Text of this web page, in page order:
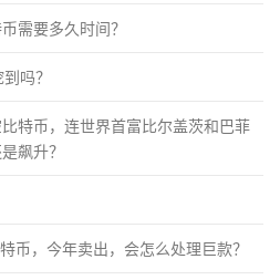
需要多久时间？
吗？
特币，连世界首富比尔盖茨和巴菲
飙升？
币，今年卖出，会怎么处理巨款？